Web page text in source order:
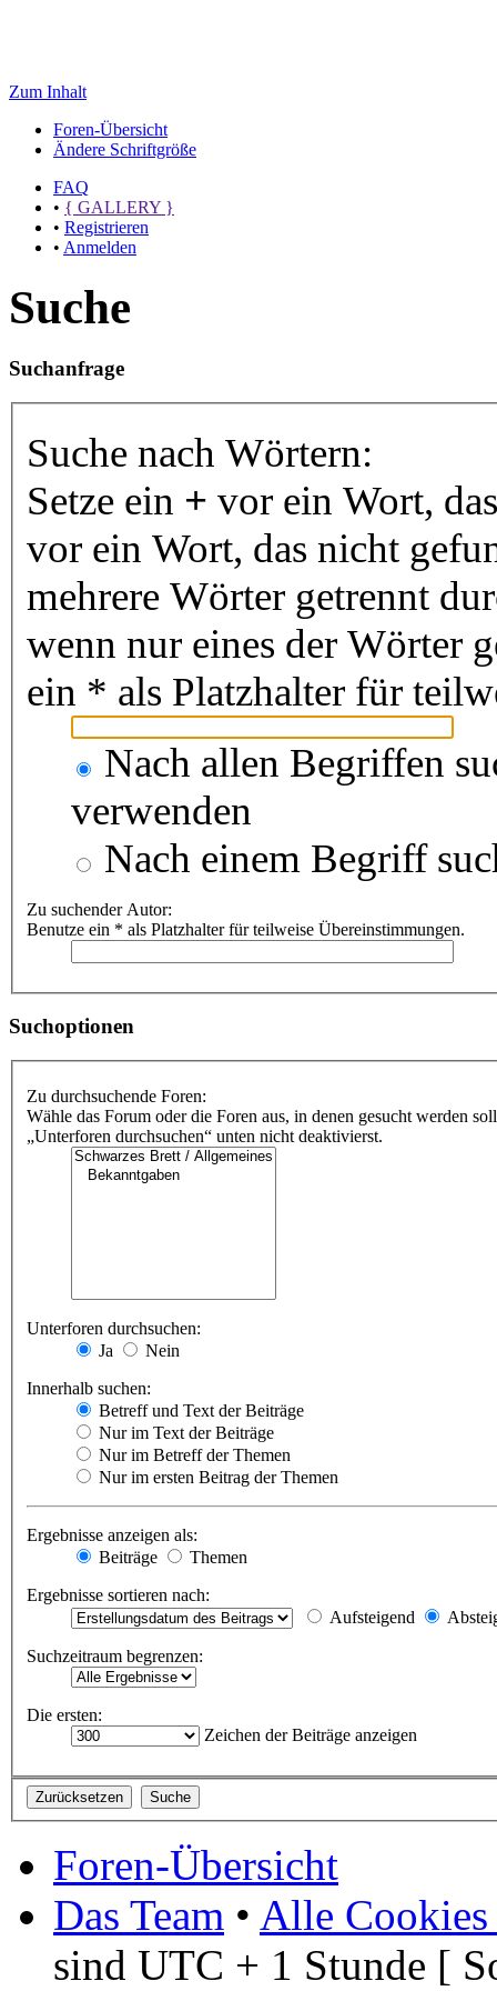
Zum Inhalt
Foren-Übersicht
Ändere Schriftgröße
FAQ
• { GALLERY }
• Registrieren
• Anmelden
Suche
Suchanfrage
Suche nach Wörtern:
Setze ein + vor ein Wort,
vor ein Wort, das nicht
mehrere Wörter getrennt
wenn nur eines der Wörter
ein * als Platzhalter für
Nach allen Begriffen
verwenden
Nach einem Begriff
Zu suchender Autor:
Benutze ein * als Platzhalter für teilweise Übereinstimmungen.
Suchoptionen
Zu durchsuchende Foren:
Wähle das Forum oder die Foren aus, in denen gesucht werden
„Unterforen durchsuchen“ unten nicht deaktivierst.
Unterforen durchsuchen:
Ja
Nein
Innerhalb suchen:
Betreff und Text der Beiträge
Nur im Text der Beiträge
Nur im Betreff der Themen
Nur im ersten Beitrag der Themen
Ergebnisse anzeigen als:
Beiträge
Themen
Ergebnisse sortieren nach:
Aufsteigend
Suchzeitraum begrenzen:
Die ersten:
Zeichen der Beiträge anzeigen
Foren-Übersicht
Das Team • Alle Cookies
sind UTC + 1 Stunde [